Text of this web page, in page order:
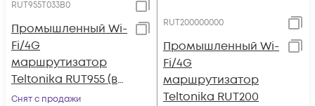
RUT955T033B0
Промышленный Wi-
Fi/4G
маршрутизатор
Teltonika RUT955 (в
комплекте GNSS-
Снят с продажи
RUT200000000
Промышленный Wi-
Fi/4G
маршрутизатор
Teltonika RUT200